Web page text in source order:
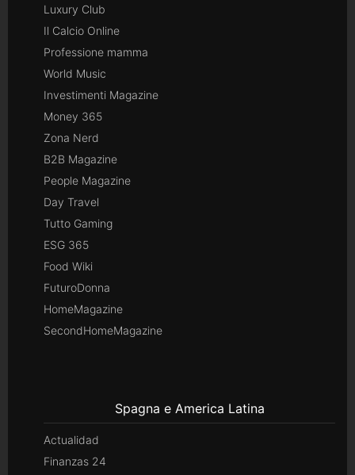
Luxury Club
Il Calcio Online
Professione mamma
World Music
Investimenti Magazine
Money 365
Zona Nerd
B2B Magazine
People Magazine
Day Travel
Tutto Gaming
ESG 365
Food Wiki
FuturoDonna
HomeMagazine
SecondHomeMagazine
Spagna e America Latina
Actualidad
Finanzas 24